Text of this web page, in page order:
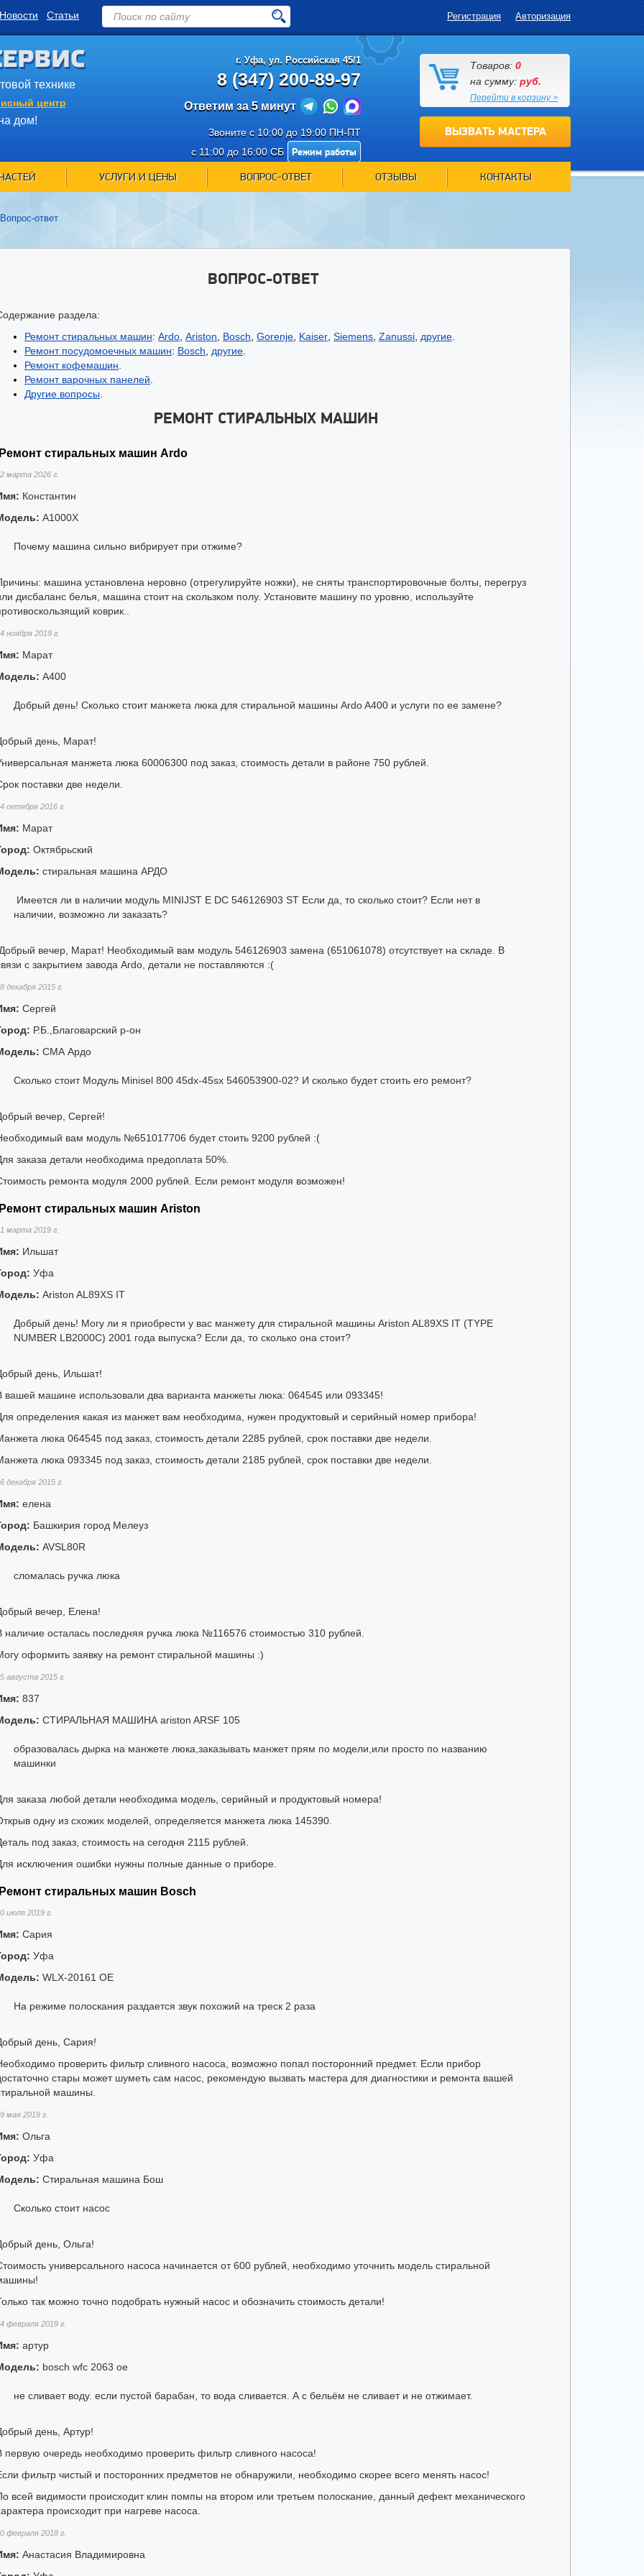
Новости Статьи Регистрация Авторизация
технике
центр
дом!
г. Уфа, ул. Российская 45/1
8 (347) 200-89-97
Ответим за 5 минут
Звоните с 10:00 до 19:00 ПН-ПТ
с 11:00 до 16:00 СБ
Режим работы
Товаров: 0
на сумму: руб.
Перейти в корзину >
ВЫЗВАТЬ МАСТЕРА
УСЛУГИ И ЦЕНЫ ВОПРОС-ОТВЕТ ОТЗЫВЫ КОНТАКТЫ
Вопрос-ответ
ВОПРОС-ОТВЕТ
раздела:
Ремонт стиральных машин: Ardo Ariston Bosch Gorenje Kaiser Siemens Zanussi другие
Ремонт посудомоечных машин: Bosch другие
Ремонт кофемашин
Ремонт варочных панелей
Другие вопросы
РЕМОНТ СТИРАЛЬНЫХ МАШИН
стиральных машин Ardo
марта 2026 г.
Константин
A1000X
Почему машина сильно вибрирует при отжиме?
машина установлена неровно (отрегулируйте ножки), не сняты транспортировочные болты, перегруз
дисбаланс белья, машина стоит на скользком полу. Установите машину по уровню, используйте
коврик..
ноября 2019 г.
Марат
A400
Добрый день! Сколько стоит манжета люка для стиральной машины Ardo A400 и услуги по ее замене?
день, Марат!
манжета люка 60006300 под заказ, стоимость детали в районе 750 рублей.
поставки две недели.
октября 2016 г.
Марат
Октябрьский
стиральная машина АРДО
Имеется ли в наличии модуль MINIJST E DC 546126903 ST Если да, то сколько стоит? Если нет в
наличии, возможно ли заказать?
вечер, Марат! Необходимый вам модуль 546126903 замена (651061078) отсутствует на складе. В
с закрытием завода Ardo, детали не поставляются :(
декабря 2015 г.
Сергей
Р.Б.,Благоварский р-он
СМА Ардо
Сколько стоит Модуль Minisel 800 45dx-45sx 546053900-02? И сколько будет стоить его ремонт?
вечер, Сергей!
вам модуль №651017706 будет стоить 9200 рублей :(
заказа детали необходима предоплата 50%.
ремонта модуля 2000 рублей. Если ремонт модуля возможен!
стиральных машин Ariston
марта 2019 г.
Ильшат
Уфа
Ariston AL89XS IT
Добрый день! Могу ли я приобрести у вас манжету для стиральной машины Ariston AL89XS IT (TYPE
NUMBER LB2000C) 2001 года выпуска? Если да, то сколько она стоит?
день, Ильшат!
вашей машине использовали два варианта манжеты люка: 064545 или 093345!
определения какая из манжет вам необходима, нужен продуктовый и серийный номер прибора!
люка 064545 под заказ, стоимость детали 2285 рублей, срок поставки две недели.
люка 093345 под заказ, стоимость детали 2185 рублей, срок поставки две недели.
декабря 2015 г.
елена
Башкирия город Мелеуз
AVSL80R
сломалась ручка люка
вечер, Елена!
наличие осталась последняя ручка люка №116576 стоимостью 310 рублей.
оформить заявку на ремонт стиральной машины :)
августа 2015 г.
837
СТИРАЛЬНАЯ МАШИНА ariston ARSF 105
образовалась дырка на манжете люка,заказывать манжет прям по модели,или просто по названию
машинки
заказа любой детали необходима модель, серийный и продуктовый номера!
одну из схожих моделей, определяется манжета люка 145390.
под заказ, стоимость на сегодня 2115 рублей.
исключения ошибки нужны полные данные о приборе.
стиральных машин Bosch
июля 2019 г.
Сария
Уфа
WLX-20161 OE
На режиме полоскания раздается звук похожий на треск 2 раза
день, Сария!
проверить фильтр сливного насоса, возможно попал посторонний предмет. Если прибор
стары может шуметь сам насос, рекомендую вызвать мастера для диагностики и ремонта вашей
машины.
мая 2019 г.
Ольга
Уфа
Стиральная машина Бош
Сколько стоит насос
день, Ольга!
универсального насоса начинается от 600 рублей, необходимо уточнить модель стиральной
так можно точно подобрать нужный насос и обозначить стоимость детали!
февраля 2019 г.
артур
bosch wfc 2063 oe
не сливает воду. если пустой барабан, то вода сливается. А с бельём не сливает и не отжимает.
день, Артур!
первую очередь необходимо проверить фильтр сливного насоса!
фильтр чистый и посторонних предметов не обнаружили, необходимо скорее всего менять насос!
всей видимости происходит клин помпы на втором или третьем полоскание, данный дефект механического
происходит при нагреве насоса.
февраля 2018 г.
Анастасия Владимировна